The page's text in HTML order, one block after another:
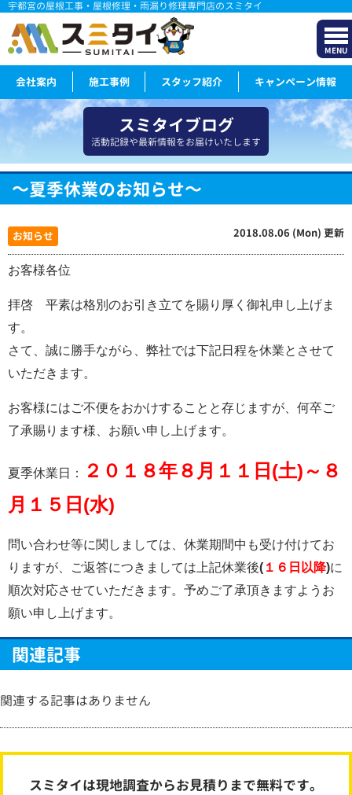
宇都宮の屋根工事・屋根修理・雨漏り修理専門店のスミタイ
MENU
会社案内 施工事例 スタッフ紹介 キャンペーン情報
スミタイブログ
活動記録や最新情報をお届けいたします
～夏季休業のお知らせ～
お知らせ 2018.08.06 (Mon) 更新
お客様各位
拝啓 平素は格別のお引き立てを賜り厚く御礼申し上げま
す。
さて、誠に勝手ながら、弊社では下記日程を休業とさせて
いただきます。
お客様にはご不便をおかけすることと存じますが、何卒ご
了承賜ります様、お願い申し上げます。
夏季休業日：
２０１８年８月１１日(土)～８
月１５日(水)
問い合わせ等に関しましては、休業期間中も受け付けてお
りますが、ご返答につきましては上記休業後( １６日以降)に
順次対応させていただきます。予めご了承頂きますようお
願い申し上げます。
関連記事
関連する記事はありません
スミタイは現地調査からお見積りまで無料です。